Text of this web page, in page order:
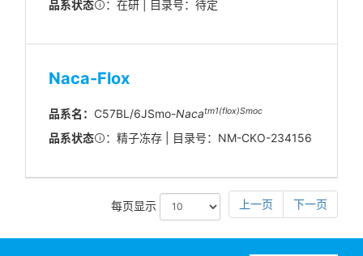
品系状态 ：在研 | 目录号：待定
Naca-Flox
品系名： C57BL/6JSmo-Nacatm1(flox)Smoc
品系状态 ：精子冻存 | 目录号：NM-CKO-234156
每页显示 上一页 下一页